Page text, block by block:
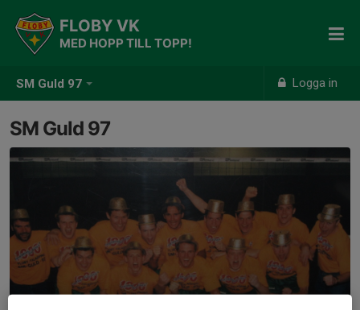
SM Guld 97 Logga in
FLOBY VK
MED HOPP TILL TOPP!
SM Guld 97